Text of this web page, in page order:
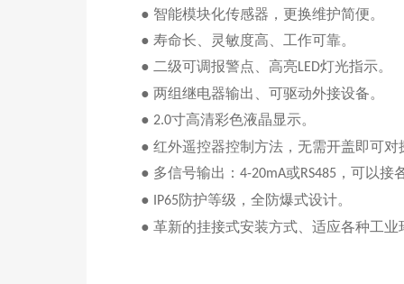
● 智能模块化传感器，更换维护简便。
● 寿命长、灵敏度高、工作可靠。
● 二级可调报警点、高亮LED灯光指示。
● 两组继电器输出、可驱动外接设备。
● 2.0寸高清彩色液晶显示。
● 红外遥控器控制方法，无需开盖即可
● 多信号输出： 4-20mA或RS485 ，可以接
●
IP65防护等级，全防爆式设计。
● 革新的挂接式安装方式、适应各种工